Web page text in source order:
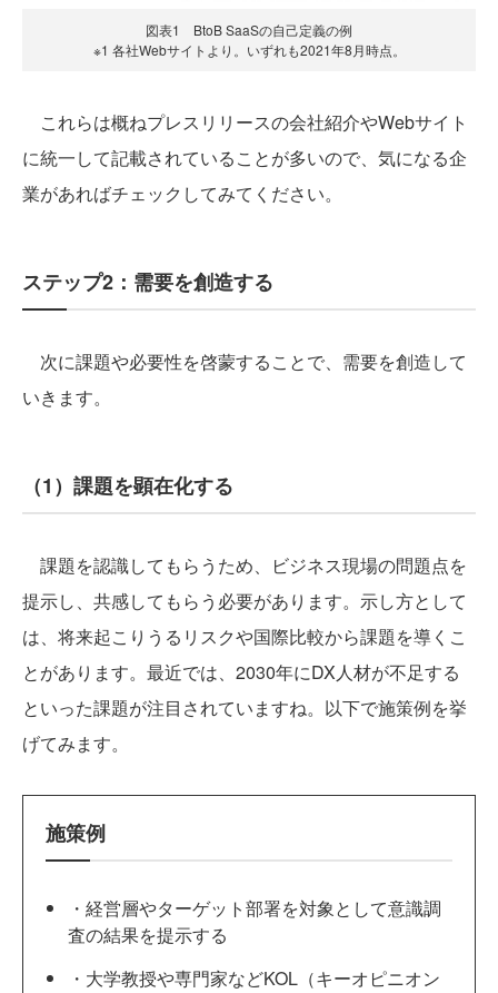
図表1 BtoB SaaSの自己定義の例
※1 各社Webサイトより。いずれも2021年8月時点。
これらは概ねプレスリリースの会社紹介やWebサイト
に統一して記載されていることが多いので、気になる企
業があればチェックしてみてください。
ステップ2：需要を創造する
次に課題や必要性を啓蒙することで、需要を創造して
いきます。
（1）課題を顕在化する
課題を認識してもらうため、ビジネス現場の問題点を
提示し、共感してもらう必要があります。示し方として
は、将来起こりうるリスクや国際比較から課題を導くこ
とがあります。最近では、2030年にDX人材が不足する
といった課題が注目されていますね。以下で施策例を挙
げてみます。
施策例
・経営層やターゲット部署を対象として意識調
査の結果を提示する
・大学教授や専門家などKOL（キーオピニオン